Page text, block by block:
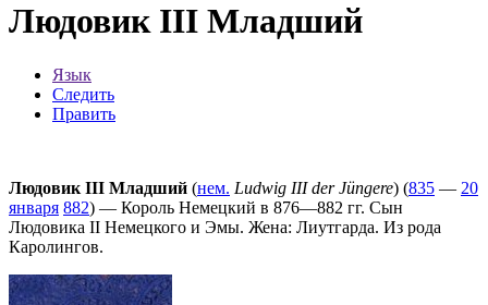
Людовик III Младший
Язык
Следить
Править
Людовик III Младший (нем. Ludwig III der Jüngere) (835 — 20
января 882) — Король Немецкий в 876—882 гг. Сын
Людовика II Немецкого и Эмы. Жена: Лиутгарда. Из рода
Каролингов.